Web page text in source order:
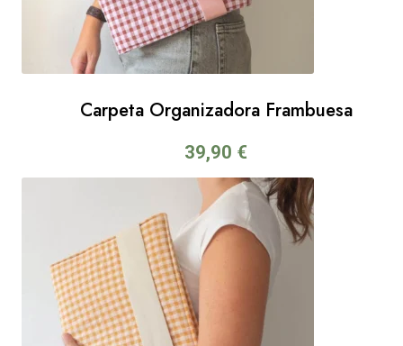
Carpeta Organizadora Frambuesa
39,90 €